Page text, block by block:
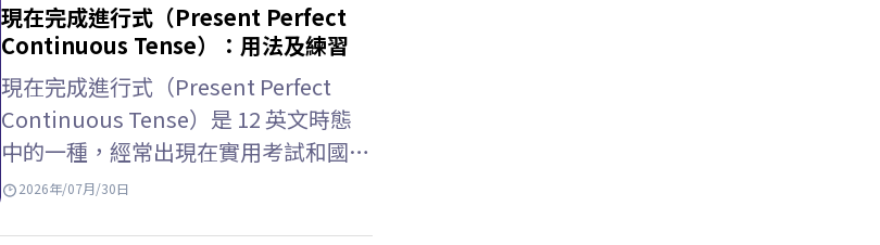
現在完成進行式（Present Perfect
Continuous Tense）：用法及練習
現在完成進行式（Present Perfect
Continuous Tense）是 12 英文時態
中的一種，經常出現在實用考試和國際
學術考試中。與 ELSA Speak 一起學習
2026年/07月/30日